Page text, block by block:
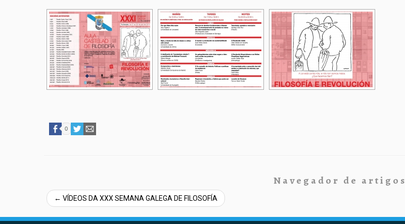
0
Navegador de artigos
← VÍDEOS DA XXX SEMANA GALEGA DE FILOSOFÍA